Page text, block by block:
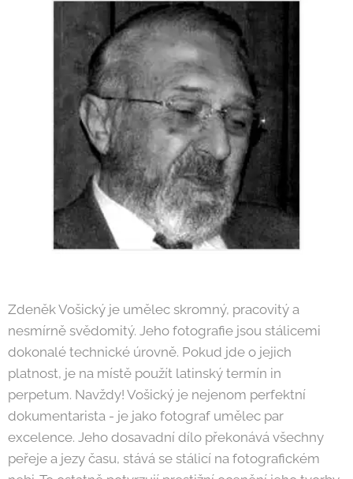
Zdeněk Vošický je umělec skromný, pracovitý a
nesmírně svědomitý. Jeho fotografie jsou stálicemi
dokonalé technické úrovně. Pokud jde o jejich
platnost, je na místě použít latinský termín in
perpetum. Navždy! Vošický je nejenom perfektní
dokumentarista - je jako fotograf umělec par
excelence. Jeho dosavadní dílo překonává všechny
peřeje a jezy času, stává se stálicí na fotografickém